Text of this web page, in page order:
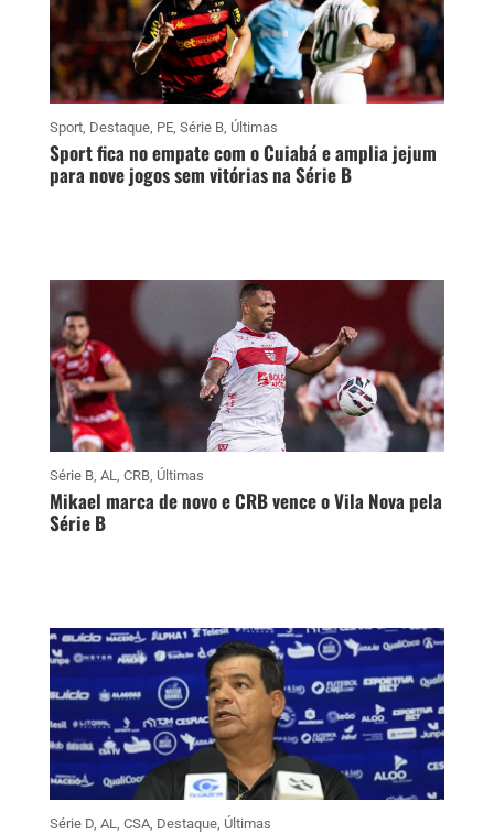
Sport, Destaque, PE, Série B, Últimas
Sport fica no empate com o Cuiabá e amplia jejum
para nove jogos sem vitórias na Série B
Série B, AL, CRB, Últimas
Mikael marca de novo e CRB vence o Vila Nova pela
Série B
Série D, AL, CSA, Destaque, Últimas